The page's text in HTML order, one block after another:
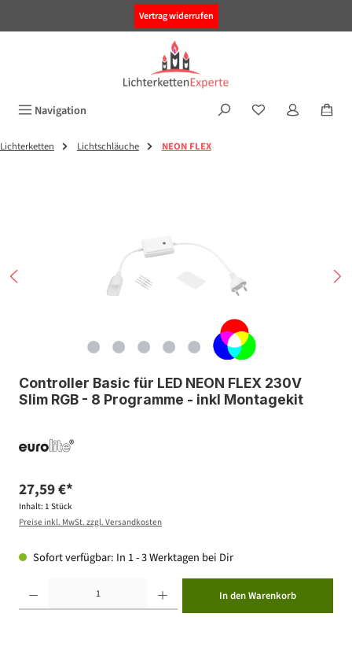
Vertrag widerrufen
Navigation
Lichterketten Lichtschläuche NEON FLEX
Controller Basic für LED NEON FLEX 230V
Slim RGB - 8 Programme - inkl Montagekit
27,59 €*
Inhalt: 1 Stück
Preise inkl. MwSt. zzgl. Versandkosten
Sofort verfügbar: In 1 - 3 Werktagen bei Dir
In den Warenkorb